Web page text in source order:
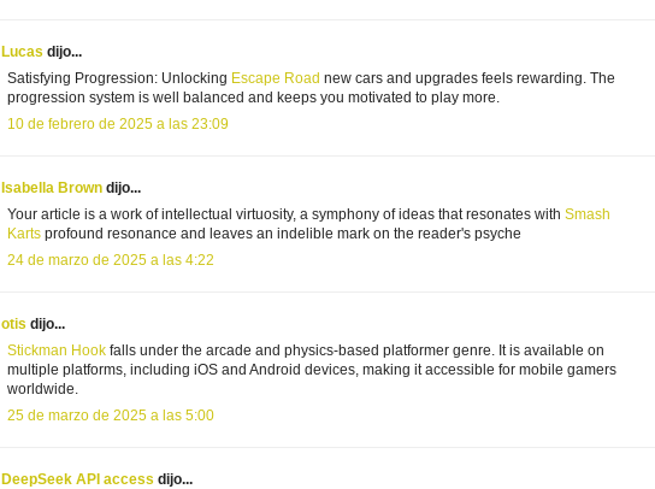
Lucas dijo...
Satisfying Progression: Unlocking Escape Road new cars and upgrades feels rewarding. The
progression system is well balanced and keeps you motivated to play more.
10 de febrero de 2025 a las 23:09
Isabella Brown dijo...
Your article is a work of intellectual virtuosity, a symphony of ideas that resonates with Smash
Karts profound resonance and leaves an indelible mark on the reader's psyche
24 de marzo de 2025 a las 4:22
otis dijo...
Stickman Hook falls under the arcade and physics-based platformer genre. It is available on
multiple platforms, including iOS and Android devices, making it accessible for mobile gamers
worldwide.
25 de marzo de 2025 a las 5:00
DeepSeek API access dijo...